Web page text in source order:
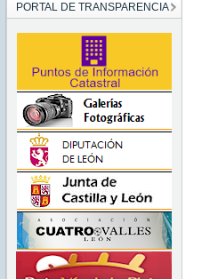
PORTAL DE TRANSPARENCIA